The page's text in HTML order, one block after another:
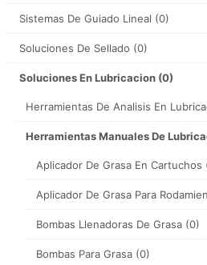
Sistemas De Guiado Lineal (0)
Soluciones De Sellado (0)
Soluciones En Lubricacion (0)
Herramientas De Analisis En
Herramientas Manuales De
Aplicador De Grasa En Cartuchos
Aplicador De Grasa Para
Bombas Llenadoras De Grasa (0)
Bombas Para Grasa (0)